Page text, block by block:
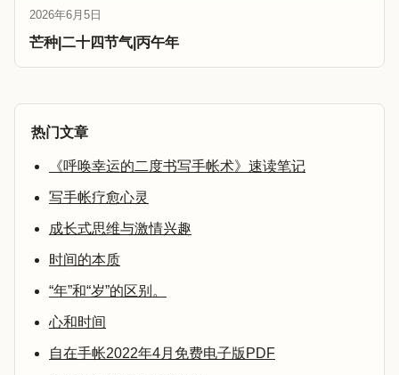
2026年6月5日
芒种|二十四节气|丙午年
热门文章
《呼唤幸运的二度书写手帐术》速读笔记
写手帐疗愈心灵
成长式思维与激情兴趣
时间的本质
“年”和“岁”的区别。
心和时间
自在手帐2022年4月免费电子版PDF